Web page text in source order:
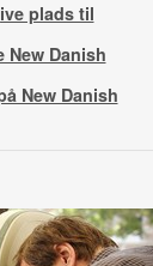
plads til
Danish
New Danish